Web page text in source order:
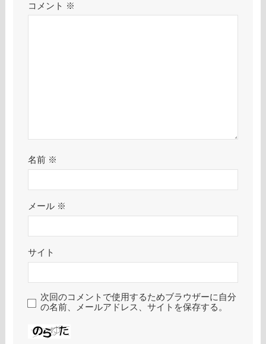
コメント ※
名前 ※
メール ※
サイト
次回のコメントで使用するためブラウザーに自分
の名前、メールアドレス、サイトを保存する。